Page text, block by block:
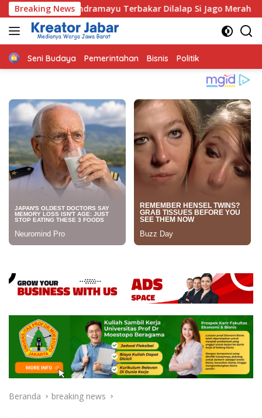
Langsung
ke
konten
Breaking News
Indramayu Terbakar Dilalap Si Jago Merah Anggota
Home
Seni Budaya Pemerintahan Bisnis Politik
Beranda breaking news